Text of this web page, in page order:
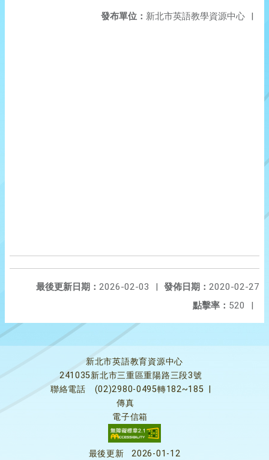
發布單位： 新北市英語教學資源中心 |
發佈日期： 2020-02-27
最後更新日期： 2026-02-03
|
點擊率： 520 |
新北市英語教育資源中心
241035新北市三重區重陽路三段3號
聯絡電話
(02)2980-0495轉182~185
傳真
電子信箱
最後更新 2026-01-12